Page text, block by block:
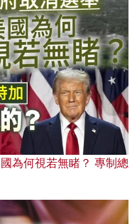
為何視若無睹？ 專制總